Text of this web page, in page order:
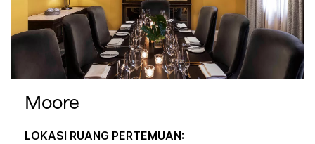
Moore
LOKASI RUANG PERTEMUAN: